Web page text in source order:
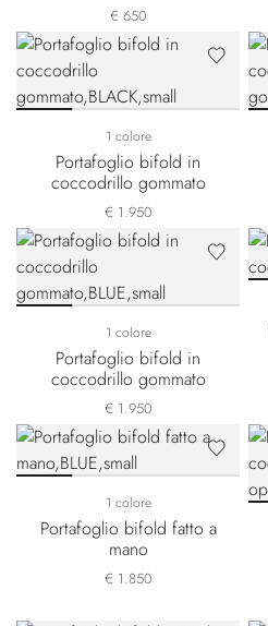
€ 650
1 colore
Portafoglio bifold in
coccodrillo gommato
€ 1.950
1 colore
Portafoglio bifold in
coccodrillo gommato
€ 1.950
1 colore
Portafoglio bifold fatto a
mano
€ 1.850